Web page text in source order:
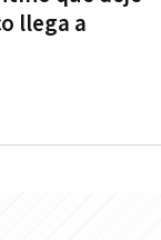
llega a